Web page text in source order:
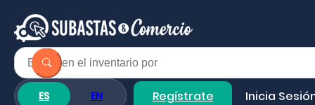
ES EN Regístrate Inicia